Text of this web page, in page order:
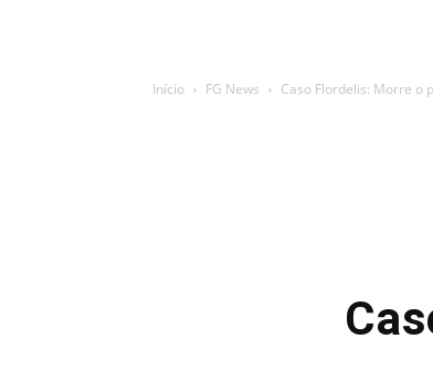
Início FG News Caso Flordelis: Morre o